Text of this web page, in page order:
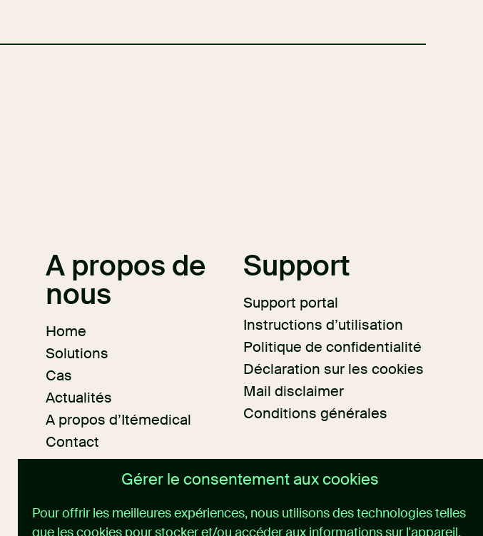
Gérer le consentement aux cookies
Pour offrir les meilleures expériences, nous utilisons des technologies telles
que les cookies pour stocker et/ou accéder aux informations sur l'appareil.
A propos de
nous
Home
Solutions
Cas
Actualités
A propos d’Itémedical
Contact
Support
Support portal
Instructions d’utilisation
Politique de confidentialité
Déclaration sur les cookies
Mail disclaimer
Conditions générales